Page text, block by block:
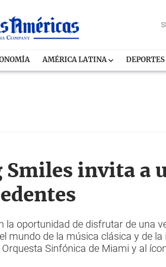
AMÉRICA LATINA DEPORTES
Smiles invita a
la oportunidad de disfrutar de una
mundo de la música clásica y de
Sinfónica de Miami y al